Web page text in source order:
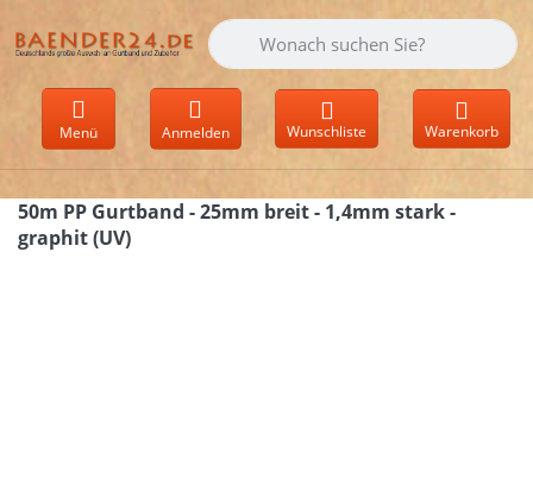
Geben Sie einen Suchbegriff ein.
Menü Anmelden Wunschliste Warenkorb
50m PP Gurtband - 25mm breit - 1,4mm stark -
graphit (UV)